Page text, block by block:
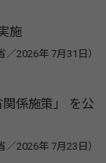
施
／2026年 7月31日）
関係施策」 を公
／2026年 7月23日）